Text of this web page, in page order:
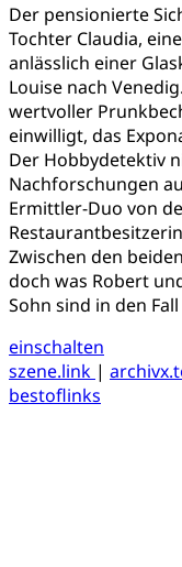
Der pensionierte
Tochter Claudia,
anlässlich einer
Louise nach
wertvoller
einwilligt, das
Der Hobbydetektiv
Nachforschungen
Ermittler-Duo von
Zwischen den
doch was Robert
Sohn sind in den
einschalten
szene.link |
bestoflinks